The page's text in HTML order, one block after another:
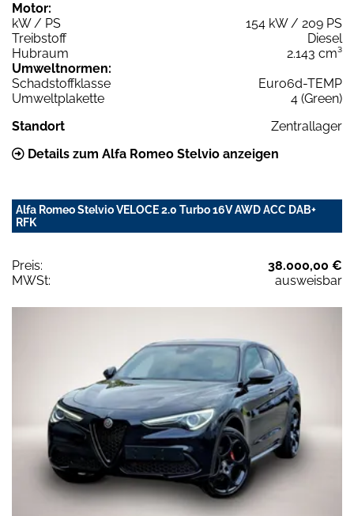
Motor:
kW / PS
154 kW / 209 PS
Treibstoff
Diesel
Hubraum
2.143 cm³
Umweltnormen:
Schadstoffklasse
Euro6d-TEMP
Umweltplakette
4 (Green)
Standort
Zentrallager
Details zum Alfa Romeo Stelvio anzeigen
Alfa Romeo Stelvio VELOCE 2.0 Turbo 16V AWD ACC DAB+
RFK
Preis:
38.000,00 €
MWSt:
ausweisbar